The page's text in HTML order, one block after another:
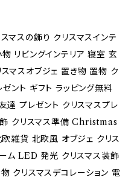
マスの飾り クリスマスインテ
リビングインテリア 寝室 玄
マスオブジェ 置き物 置物 ク
ント ギフト ラッピング無料
プレゼント クリスマスプレ
飾 クリスマス準備 Christmas
雑貨 北欧風 オブジェ クリス
ム LED 発光 クリスマス装飾
クリスマスデコレーション 電